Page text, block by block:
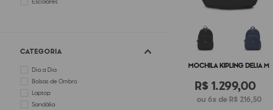
CATEGORIA
Dia a Dia
Bolsas de Ombro
Laptop
Sandália
MOCHILA KIPLING DELIA M
R$1.299,00
ou 6x de R$ 216,50